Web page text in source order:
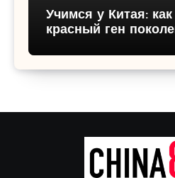
Учимся у Китая:
красный ген
традиции и